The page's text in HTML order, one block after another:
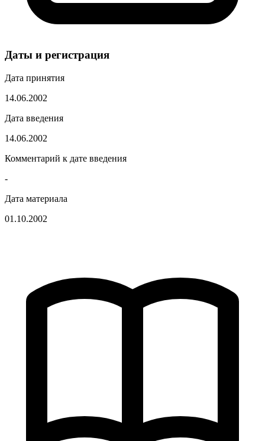
Даты и регистрация
Дата принятия
14.06.2002
Дата введения
14.06.2002
Комментарий к дате введения
-
Дата материала
01.10.2002